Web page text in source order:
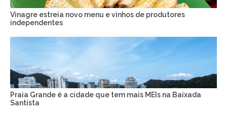
Vinagre estreia novo menu e vinhos de produtores
independentes
Praia Grande é a cidade que tem mais MEIs na Baixada
Santista